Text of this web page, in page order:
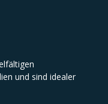
und sind idealer